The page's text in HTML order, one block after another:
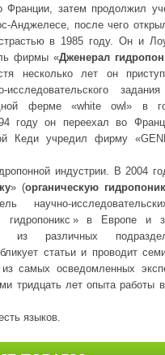
Франции, затем продолжил
Анджелесе, после чего
в 1985 году. Он и
фирмы «Дженерал
несколько лет он
ферме «white owl» в
году он переехал во
Кеди учредил фирму
индустрии. В 2004
» (органическую
научно-
гидропоникс » в Европе и
различных
статьи и проводит
самых осведомленных
тридцать лет опыта работы
языков.